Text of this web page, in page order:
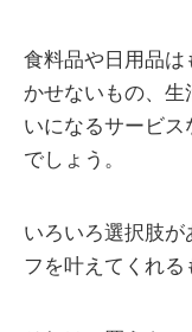
食料品や日用品は
かせないもの、
いになるサービ
でしょう。
いろいろ選択肢が
フを叶えてくれる